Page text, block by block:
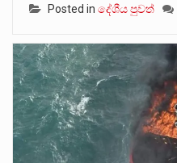
Posted in දේශීය පුවත්